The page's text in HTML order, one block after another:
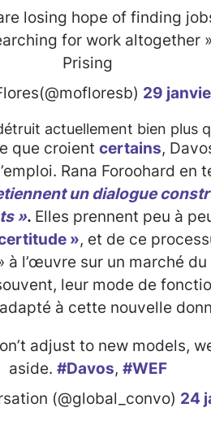
losing hope of finding
for work altogether
Prising
29
actuellement bien plus
que croient certains,
Rana Foroohard en
un dialogue
». Elles prennent peu à
», et de ce
à l’œuvre sur un marché
leur mode de
à cette nouvelle
adjust to new models,
aside. #Davos, #WEF
(@global_convo) 24